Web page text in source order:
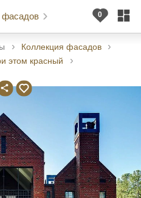
фасадов
Коллекция фасадов
этом красный